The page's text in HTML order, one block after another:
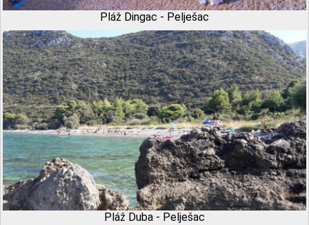
Pláž Dingac - Pelješac
Pláž Duba - Pelješac